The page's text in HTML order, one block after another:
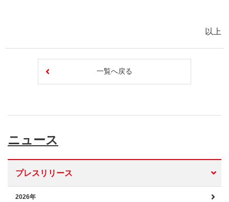
以上
一覧へ戻る
ニュース
プレスリリース
2026年